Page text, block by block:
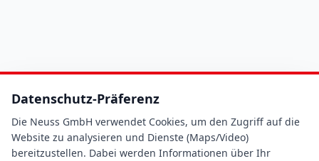
Datenschutz-Präferenz
Die Neuss GmbH verwendet Cookies, um den Zugriff auf die
Website zu analysieren und Dienste (Maps/Video)
bereitzustellen. Dabei werden Informationen über Ihr